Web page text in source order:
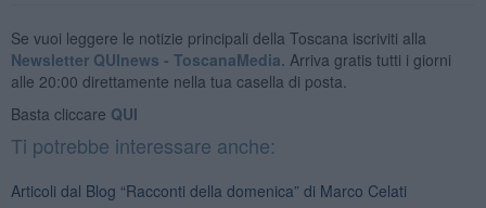
Se vuoi leggere le notizie principali della Toscana iscriviti alla
Newsletter QUInews - ToscanaMedia. Arriva gratis tutti i giorni
alle 20:00 direttamente nella tua casella di posta.
Basta cliccare QUI
Ti potrebbe interessare anche:
Articoli dal Blog “Racconti della domenica” di Marco Celati